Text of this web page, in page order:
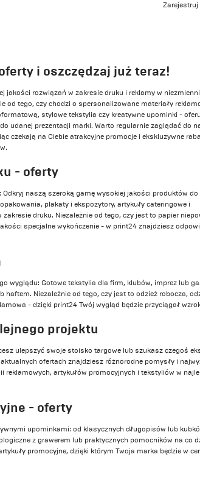
i oszczędzaj już teraz!
jakości rozwiązań w zakresie druku i reklamy w
od tego, czy chodzi o spersonalizowane materiały
stylowe tekstylia czy kreatywne upominki -
udanej prezentacji marki. Warto regularnie zaglądać do
czekają na Ciebie atrakcyjne promocje i ekskluzywne
- oferty
naszą szeroką gamę wysokiej jakości produktów do
plakaty i ekspozytory, artykuły cateringowe i
druku. Niezależnie od tego, czy jest to papier
specjalne wykończenie - w print24 znajdziesz
wyglądu: Gotowe tekstylia dla firm, klubów, imprez lub
haftem. Niezależnie od tego, czy jest to odzież robocza,
- dzięki print24 Twój wygląd będzie przyciągał
projektu
ulepszyć swoje stoisko targowe lub szukasz czegoś
ofertach znajdziesz różnorodne pomysły i
reklamowych, artykułów promocyjnych i tekstyliów w
- oferty
upominkami: od klasycznych długopisów lub
z grawerem lub praktycznych pomocników na co
promocyjne, dzięki którym Twoja marka będzie w